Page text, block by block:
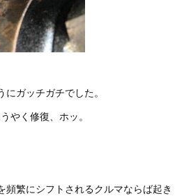
ガッチガチでした。
やく修復、ホッ。
頻繁にシフトされるクルマならば起き